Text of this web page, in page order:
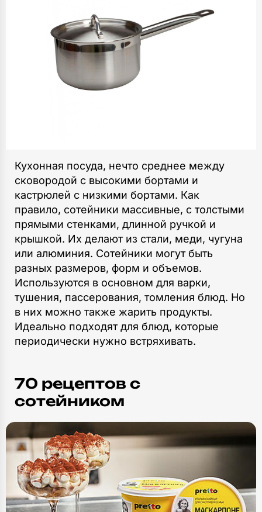
Кухонная посуда, нечто среднее между
сковородой с высокими бортами и
кастрюлей с низкими бортами. Как
правило, сотейники массивные, с толстыми
прямыми стенками, длинной ручкой и
крышкой. Их делают из стали, меди, чугуна
или алюминия. Сотейники могут быть
разных размеров, форм и объемов.
Используются в основном для варки,
тушения, пассерования, томления блюд. Но
в них можно также жарить продукты.
Идеально подходят для блюд, которые
периодически нужно встряхивать.
70 рецептов c
сотейником